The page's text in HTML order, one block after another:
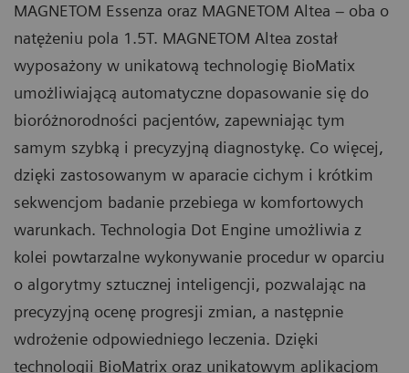
MAGNETOM Essenza oraz MAGNETOM Altea – oba o
natężeniu pola 1.5T. MAGNETOM Altea został
wyposażony w unikatową technologię BioMatix
umożliwiającą automatyczne dopasowanie się do
bioróżnorodności pacjentów, zapewniając tym
samym szybką i precyzyjną diagnostykę. Co więcej,
dzięki zastosowanym w aparacie cichym i krótkim
sekwencjom badanie przebiega w komfortowych
warunkach. Technologia Dot Engine umożliwia z
kolei powtarzalne wykonywanie procedur w oparciu
o algorytmy sztucznej inteligencji, pozwalając na
precyzyjną ocenę progresji zmian, a następnie
wdrożenie odpowiedniego leczenia. Dzięki
technologii BioMatrix oraz unikatowym aplikacjom